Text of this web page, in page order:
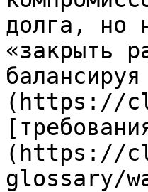
долга, но
«закрыть
(https://
(https://
glossary/